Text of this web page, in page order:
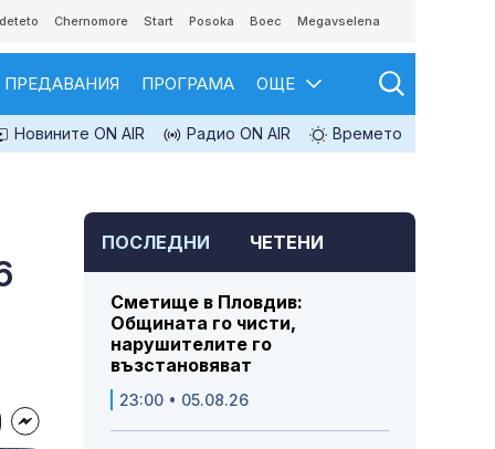
Chernomore Start Posoka Boec Megavselena
ПРЕДАВАНИЯ ПРОГРАМА ОЩЕ
Новините ON AIR Радио ON AIR Времето
ПОСЛЕДНИ ЧЕТЕНИ
Сметище в Пловдив:
Общината го чисти,
нарушителите го
възстановяват
23:00 • 05.08.26